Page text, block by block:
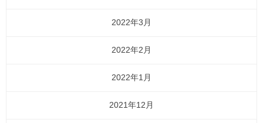
2022年3月
2022年2月
2022年1月
2021年12月